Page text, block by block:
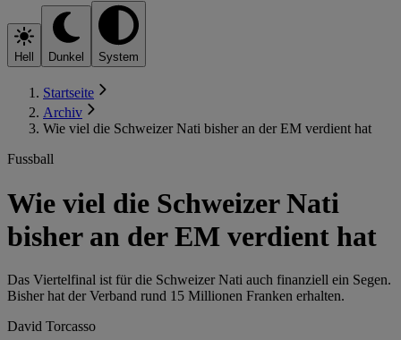
Hell Dunkel System
Startseite
Archiv
Wie viel die Schweizer Nati bisher an der EM verdient hat
Fussball
Wie viel die Schweizer Nati
bisher an der EM verdient hat
Das Viertelfinal ist für die Schweizer Nati auch finanziell ein Segen.
Bisher hat der Verband rund 15 Millionen Franken erhalten.
David Torcasso